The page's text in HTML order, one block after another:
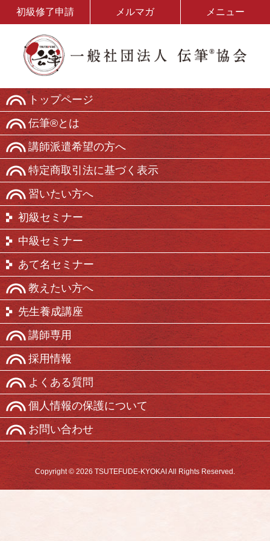
初級修了申請 メルマガ メニュー
トップページ
伝筆®とは
講師派遣希望の方へ
特定商取引法に基づく表示
習いたい方へ
初級セミナー
中級セミナー
あて名セミナー
教えたい方へ
先生養成講座
講師専用
採用情報
よくある質問
個人情報の保護について
お問い合わせ
Copyright © 2026 TSUTEFUDE-KYOKAI All Rights Reserved.